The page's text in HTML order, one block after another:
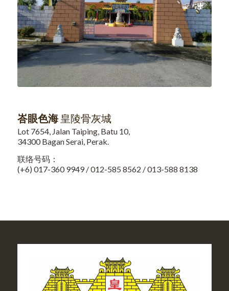
峇眼色海皇陵骨灰城
Lot 7654, Jalan Taiping, Batu 10,
34300 Bagan Serai, Perak.
联络号码：
(+6) 017-360 9949 / 012-585 8562 / 013-588 8138